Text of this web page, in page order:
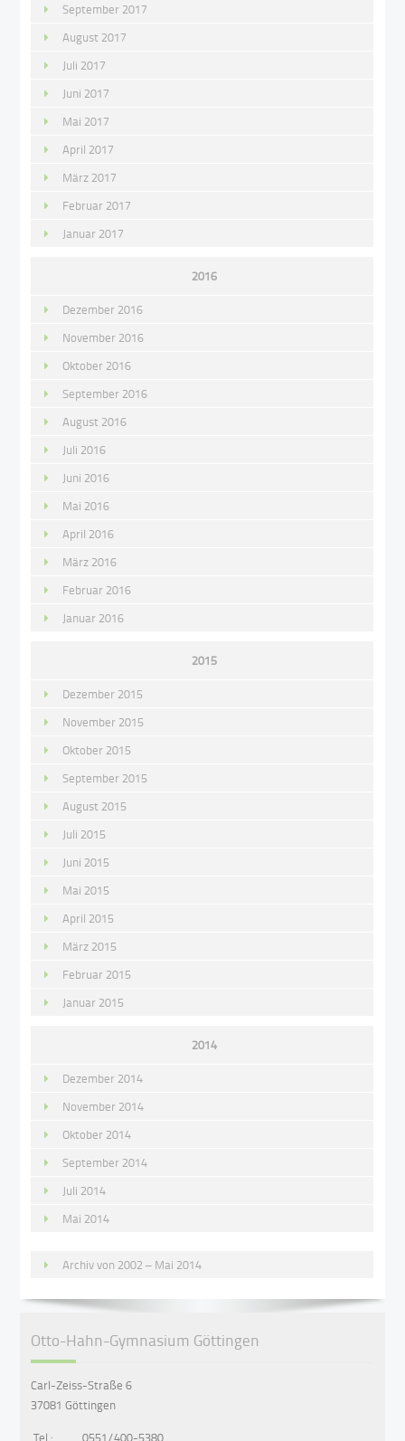
September 2017
August 2017
Juli 2017
Juni 2017
Mai 2017
April 2017
März 2017
Februar 2017
Januar 2017
2016
Dezember 2016
November 2016
Oktober 2016
September 2016
August 2016
Juli 2016
Juni 2016
Mai 2016
April 2016
März 2016
Februar 2016
Januar 2016
2015
Dezember 2015
November 2015
Oktober 2015
September 2015
August 2015
Juli 2015
Juni 2015
Mai 2015
April 2015
März 2015
Februar 2015
Januar 2015
2014
Dezember 2014
November 2014
Oktober 2014
September 2014
Juli 2014
Mai 2014
Archiv von 2002 – Mai 2014
Otto-Hahn-Gymnasium Göttingen
Carl-Zeiss-Straße 6
37081 Göttingen
Tel.:
0551/400-5380